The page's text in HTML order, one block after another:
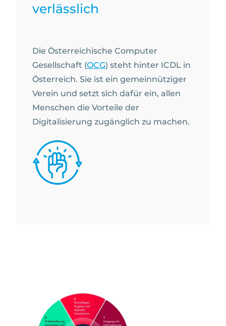
verlässlich
Die Österreichische Computer
Gesellschaft (OCG) steht hinter ICDL in
Österreich. Sie ist ein gemeinnütziger
Verein und setzt sich dafür ein, allen
Menschen die Vorteile der
Digitalisierung zugänglich zu machen.